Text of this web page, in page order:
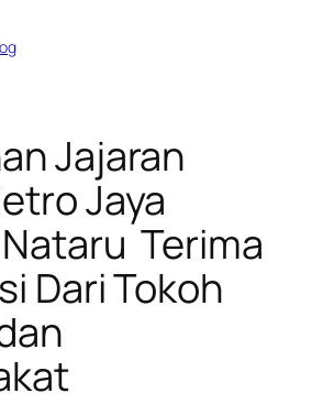
Jajaran
Jaya
Terima
Dari Tokoh